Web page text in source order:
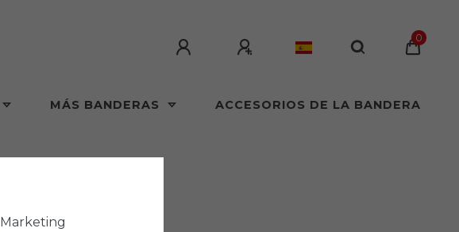
0
MÁS BANDERAS ACCESORIOS DE LA BANDERA
Marketing